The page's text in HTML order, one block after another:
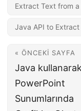
Extract Text from
Java API to
« ÖNCEKI SAYFA
Java kullanarak
PowerPoint
Sunumlarında